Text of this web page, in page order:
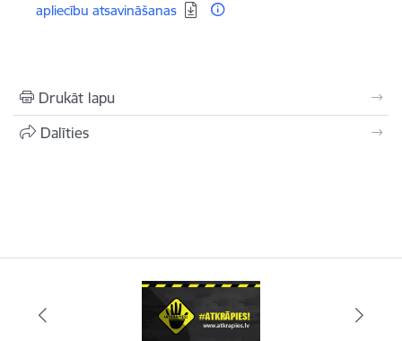
apliecību atsavināšanas
Drukāt lapu
Dalīties